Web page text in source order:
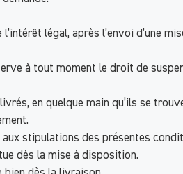
légal, après l’envoi d’une
à tout moment le droit de
en quelque main qu’ils se
stipulations des présentes
dès la mise à disposition.